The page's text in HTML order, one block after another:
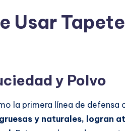
Usar
y Polvo
la primera línea de defensa
y naturales, logran